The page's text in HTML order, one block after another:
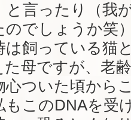
と言ったり（我
のでしょうか笑
は飼っている猫
た母ですが、老
心ついた頃から
もこのDNAを受